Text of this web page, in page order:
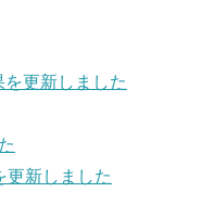
更新しました
更新しました